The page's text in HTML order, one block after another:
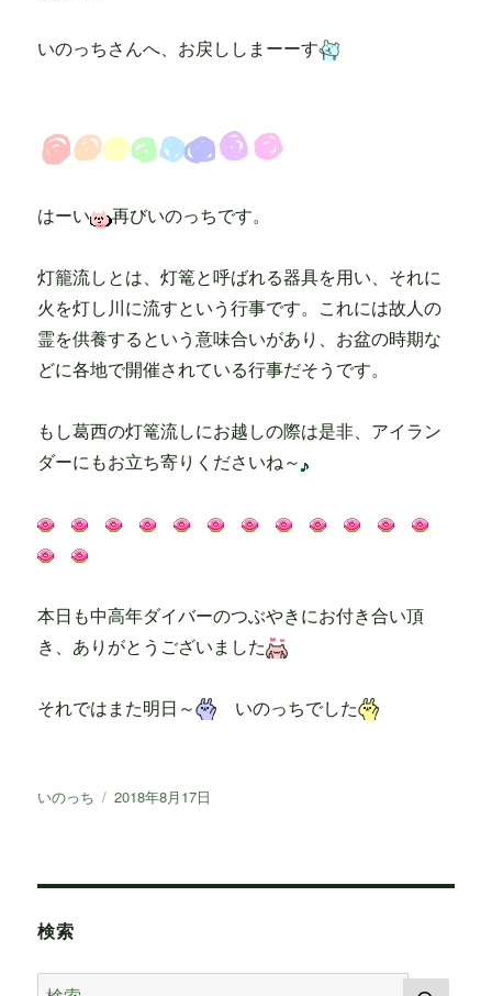
いのっちさんへ、お戻ししまーーす
はーい 再びいのっちです。
灯籠流しとは、灯篭と呼ばれる器具を用い、それに
火を灯し川に流すという行事です。これには故人の
霊を供養するという意味合いがあり、お盆の時期な
どに各地で開催されている行事だそうです。
もし葛西の灯篭流しにお越しの際は是非、アイラン
ダーにもお立ち寄りくださいね～
本日も中高年ダイバーのつぶやきにお付き合い頂
き、ありがとうございました
それではまた明日～ いのっちでした
投
いのっち
投
2018年8月17日
検索
検 検